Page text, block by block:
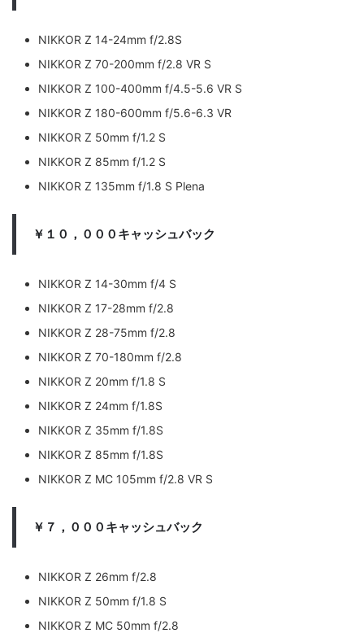
NIKKOR Z 14-24mm f/2.8S
NIKKOR Z 70-200mm f/2.8 VR S
NIKKOR Z 100-400mm f/4.5-5.6 VR S
NIKKOR Z 180-600mm f/5.6-6.3 VR
NIKKOR Z 50mm f/1.2 S
NIKKOR Z 85mm f/1.2 S
NIKKOR Z 135mm f/1.8 S Plena
￥１０，０００キャッシュバック
NIKKOR Z 14-30mm f/4 S
NIKKOR Z 17-28mm f/2.8
NIKKOR Z 28-75mm f/2.8
NIKKOR Z 70-180mm f/2.8
NIKKOR Z 20mm f/1.8 S
NIKKOR Z 24mm f/1.8S
NIKKOR Z 35mm f/1.8S
NIKKOR Z 85mm f/1.8S
NIKKOR Z MC 105mm f/2.8 VR S
￥７，０００キャッシュバック
NIKKOR Z 26mm f/2.8
NIKKOR Z 50mm f/1.8 S
NIKKOR Z MC 50mm f/2.8